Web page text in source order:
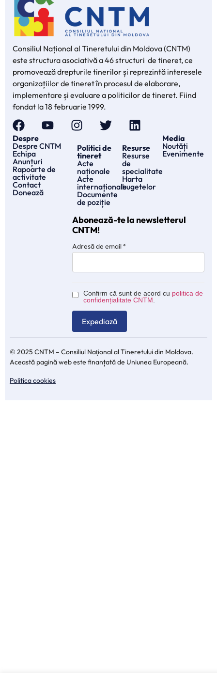
Consiliul Național al Tineretului din Moldova (CNTM)
este structura asociativă a 46 structuri de tineret, ce
promovează drepturile tinerilor și reprezintă interesele
organizațiilor de tineret în procesul de elaborare,
implementare și evaluare a politicilor de tineret. Fiind
fondat la 18 februarie 1999.
Despre
Despre CNTM
Echipa
Anunțuri
Rapoarte de
activitate
Contact
Donează
Politici de
tineret
Acte
naționale
Acte
internaționale
Documente
de poziție
Resurse
Resurse
de
specialitate
Harta
bugetelor
Media
Noutăți
Evenimente
Abonează-te la newsletterul
CNTM!
Adresă de email*
Confirm că sunt de acord cu politica de
confidențialitate CNTM
© 2025 CNTM – Consiliul Naţional al Tineretului din Moldova.
Această pagină web este finanțată de Uniunea Europeană.
Politica cookies